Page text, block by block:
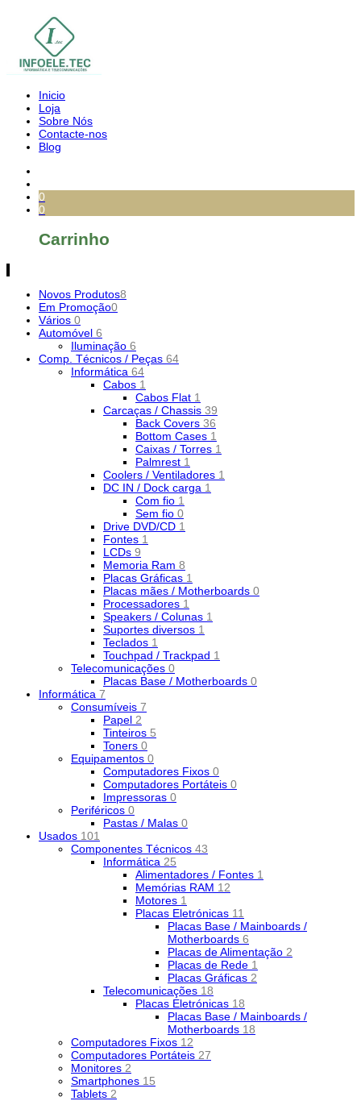
Inicio
Loja
Sobre Nós
Contacte-nos
Blog
0
0
Carrinho
Novos Produtos8
Em Promoção0
Vários 0
Automóvel 6
Iluminação 6
Comp. Técnicos / Peças 64
Informática 64
Cabos 1
Cabos Flat 1
Carcaças / Chassis 39
Back Covers 36
Bottom Cases 1
Caixas / Torres 1
Palmrest 1
Coolers / Ventiladores 1
DC IN / Dock carga 1
Com fio 1
Sem fio 0
Drive DVD/CD 1
Fontes 1
LCDs 9
Memoria Ram 8
Placas Gráficas 1
Placas mães / Motherboards 0
Processadores 1
Speakers / Colunas 1
Suportes diversos 1
Teclados 1
Touchpad / Trackpad 1
Telecomunicações 0
Placas Base / Motherboards 0
Informática 7
Consumíveis 7
Papel 2
Tinteiros 5
Toners 0
Equipamentos 0
Computadores Fixos 0
Computadores Portáteis 0
Impressoras 0
Periféricos 0
Pastas / Malas 0
Usados 101
Componentes Técnicos 43
Informática 25
Alimentadores / Fontes 1
Memórias RAM 12
Motores 1
Placas Eletrónicas 11
Placas Base / Mainboards /
Motherboards 6
Placas de Alimentação 2
Placas de Rede 1
Placas Gráficas 2
Telecomunicações 18
Placas Eletrónicas 18
Placas Base / Mainboards /
Motherboards 18
Computadores Fixos 12
Computadores Portáteis 27
Monitores 2
Smartphones 15
Tablets 2